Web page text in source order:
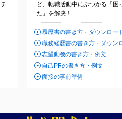
ど、転職活動中にぶつかる「困
た」を解決！
履歴書の書き方・ダウンロー
職務経歴書の書き方・ダウン
志望動機の書き方・例文
自己PRの書き方・例文
面接の事前準備